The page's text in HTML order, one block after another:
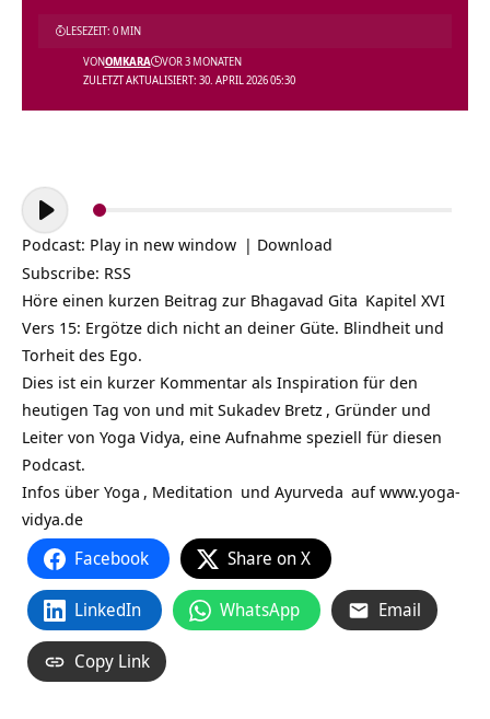
ZULETZT AKTUALISIERT: 30. APRIL 2026 05:30
VONOMKARA VOR 3 MONATEN
LESEZEIT: 0 MIN
Audio-
Player
Podcast: Play in new window | Download
Subscribe: RSS
Höre einen kurzen Beitrag zur Bhagavad Gita Kapitel XVI
Vers 15: Ergötze dich nicht an deiner Güte. Blindheit und
Torheit des Ego.
Dies ist ein kurzer Kommentar als Inspiration für den
heutigen Tag von und mit Sukadev Bretz , Gründer und
Leiter von Yoga Vidya, eine Aufnahme speziell für diesen
Podcast.
Infos über Yoga , Meditation und Ayurveda aufwww.yoga-
vidya.de
Facebook Share on X
LinkedIn WhatsApp Email
Copy Link